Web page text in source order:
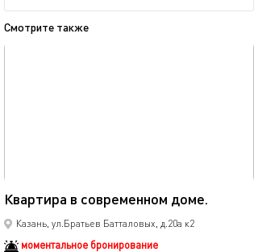
Смотрите также
Квартира в современном доме.
Казань, ул.Братьев Батталовых, д.20а к2
моментальное бронирование